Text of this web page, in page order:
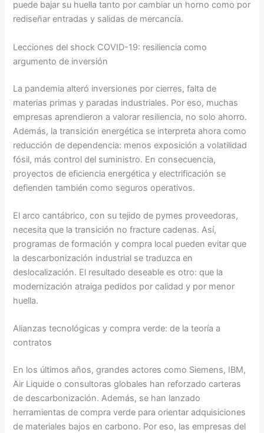
puede bajar su huella tanto por cambiar un horno como por
rediseñar entradas y salidas de mercancía.
Lecciones del shock COVID-19: resiliencia como
argumento de inversión
La pandemia alteró inversiones por cierres, falta de
materias primas y paradas industriales. Por eso, muchas
empresas aprendieron a valorar resiliencia, no solo ahorro.
Además, la transición energética se interpreta ahora como
reducción de dependencia: menos exposición a volatilidad
fósil, más control del suministro. En consecuencia,
proyectos de eficiencia energética y electrificación se
defienden también como seguros operativos.
El arco cantábrico, con su tejido de pymes proveedoras,
necesita que la transición no fracture cadenas. Así,
programas de formación y compra local pueden evitar que
la descarbonización industrial se traduzca en
deslocalización. El resultado deseable es otro: que la
modernización atraiga pedidos por calidad y por menor
huella.
Alianzas tecnológicas y compra verde: de la teoría a
contratos
En los últimos años, grandes actores como Siemens, IBM,
Air Liquide o consultoras globales han reforzado carteras
de descarbonización. Además, se han lanzado
herramientas de compra verde para orientar adquisiciones
de materiales bajos en carbono. Por eso, las empresas del